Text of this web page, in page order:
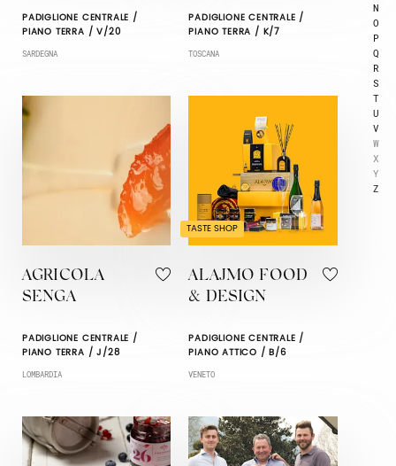
N
O
P
Q
R
S
T
U
V
W
X
Y
Z
PADIGLIONE CENTRALE /
PIANO TERRA / V/20
SARDEGNA
PADIGLIONE CENTRALE /
PIANO TERRA / K/7
TOSCANA
AGRICOLA
SENGA
PADIGLIONE CENTRALE /
PIANO TERRA / J/28
LOMBARDIA
TASTE SHOP
ALAJMO FOOD
& DESIGN
PADIGLIONE CENTRALE /
PIANO ATTICO / B/6
VENETO